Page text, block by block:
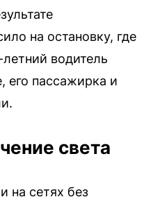
на остановку, где
водитель
его пассажирка и
света
на сетях без